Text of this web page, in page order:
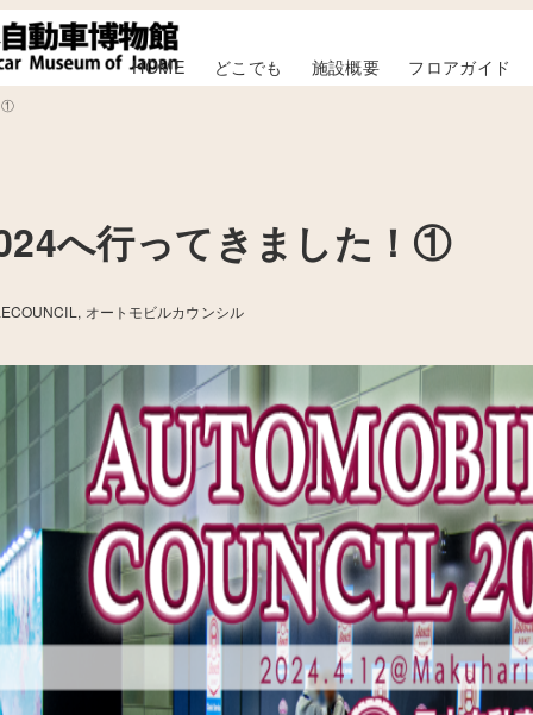
HOME どこでも 施設概要 フロアガイド
①
へ行ってきました！①
オートモビルカウンシル